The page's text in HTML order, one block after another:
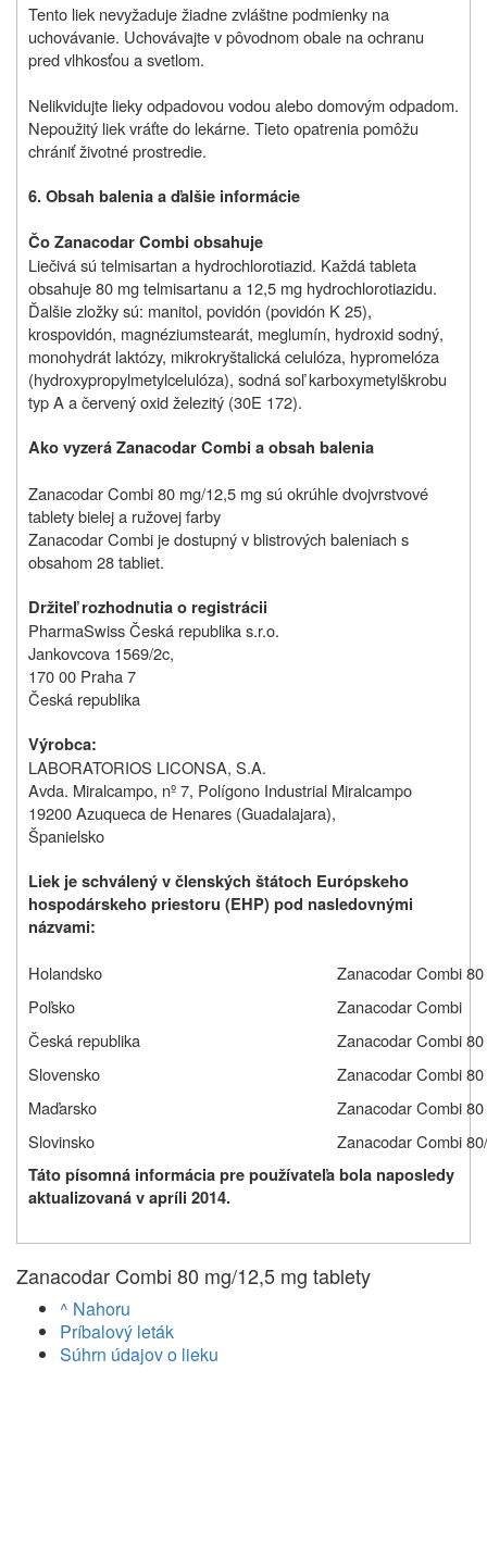
Tento liek nevyžaduje žiadne zvláštne podmienky na
uchovávanie. Uchovávajte v pôvodnom obale na ochranu
pred vlhkosťou a svetlom.
Nelikvidujte lieky odpadovou vodou alebo domovým odpadom.
Nepoužitý liek vráťte do lekárne. Tieto opatrenia pomôžu
chrániť životné prostredie.
6. Obsah balenia a ďalšie informácie
Čo Zanacodar Combi obsahuje
Liečivá sú telmisartan a hydrochlorotiazid. Každá tableta
obsahuje 80 mg telmisartanu a 12,5 mg hydrochlorotiazidu.
Ďalšie zložky sú: manitol, povidón (povidón K 25),
krospovidón, magnéziumstearát, meglumín, hydroxid sodný,
monohydrát laktózy, mikrokryštalická celulóza, hypromelóza
(hydroxypropylmetylcelulóza), sodná soľ karboxymetylškrobu
typ A a červený oxid železitý (30E 172).
Ako vyzerá Zanacodar Combi a obsah balenia
Zanacodar Combi 80 mg/12,5 mg sú okrúhle dvojvrstvové
tablety bielej a ružovej farby
Zanacodar Combi je dostupný v blistrových baleniach s
obsahom 28 tabliet.
Držiteľ rozhodnutia o registrácii
PharmaSwiss Česká republika s.r.o.
Jankovcova 1569/2c,
170 00 Praha 7
Česká republika
Výrobca:
LABORATORIOS LICONSA, S.A.
Avda. Miralcampo, nº 7, Polígono Industrial Miralcampo
19200 Azuqueca de Henares (Guadalajara),
Španielsko
Liek je schválený v členských štátoch Európskeho
hospodárskeho priestoru (EHP) pod nasledovnými
názvami:
Holandsko
Zanacodar Combi
Poľsko
Zanacodar Combi
Česká republika
Zanacodar Combi
Slovensko
Zanacodar Combi
Maďarsko
Zanacodar Combi
Slovinsko
Zanacodar Combi
Táto písomná informácia pre používateľa bola naposledy
aktualizovaná v apríli 2014.
Zanacodar Combi 80 mg/12,5 mg tablety
^ Nahoru
Príbalový leták
Súhrn údajov o lieku